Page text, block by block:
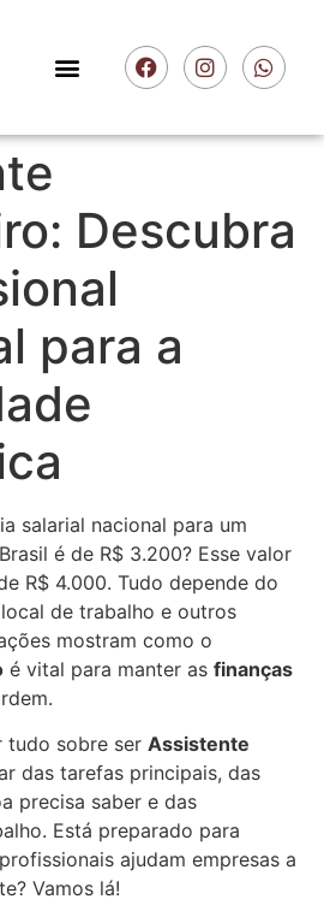
Descubra
para a
salarial nacional para um
é de R$ 3.200? Esse valor
R$ 4.000. Tudo depende do
de trabalho e outros
mostram como o
é vital para manter as finanças
tudo sobre ser Assistente
das tarefas principais, das
precisa saber e das
Está preparado para
ajudam empresas a
Vamos lá!